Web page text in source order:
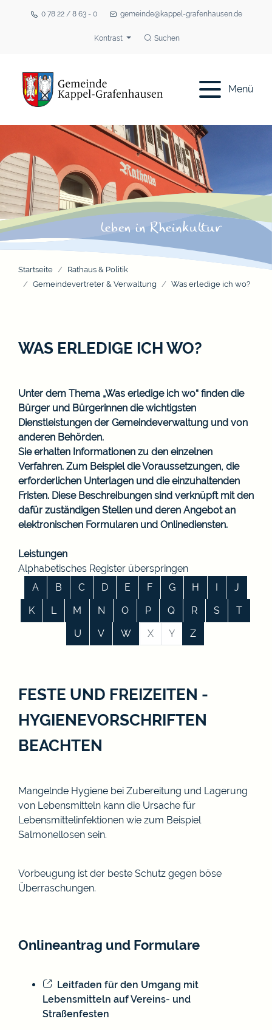
0 78 22 / 8 63 - 0 gemeinde@kappel-grafenhausen.de
Kontrast Suchen
Menü
Startseite
Rathaus & Politik
Gemeindevertreter & Verwaltung
Was erledige ich wo?
WAS ERLEDIGE ICH WO?
Unter dem Thema „Was erledige ich wo“ finden die
Bürger und Bürgerinnen die wichtigsten
Dienstleistungen der Gemeindeverwaltung und von
anderen Behörden.
Sie erhalten Informationen zu den einzelnen
Verfahren. Zum Beispiel die Voraussetzungen, die
erforderlichen Unterlagen und die einzuhaltenden
Fristen. Diese Beschreibungen sind verknüpft mit den
dafür zuständigen Stellen und deren Angebot an
elektronischen Formularen und Onlinediensten.
Leistungen
Alphabetisches Register überspringen
A
B C D E F G H I
J
K
L M N O P Q R S
T
U
V W X Y Z
FESTE UND FREIZEITEN -
HYGIENEVORSCHRIFTEN
BEACHTEN
Mangelnde Hygiene bei Zubereitung und Lagerung
von Lebensmitteln kann die Ursache für
Lebensmittelinfektionen wie zum Beispiel
Salmonellosen sein.
Vorbeugung ist der beste Schutz gegen böse
Überraschungen.
Onlineantrag und Formulare
Leitfaden für den Umgang mit
Lebensmitteln auf Vereins- und
Straßenfesten